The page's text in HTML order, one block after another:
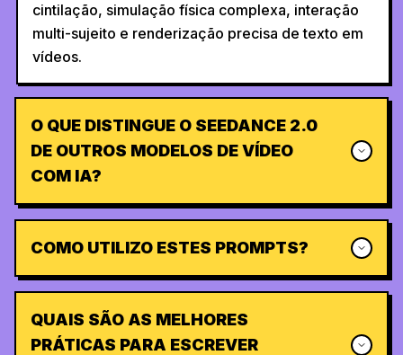
cintilação, simulação física complexa, interação
multi-sujeito e renderização precisa de texto em
vídeos.
O QUE DISTINGUE O SEEDANCE 2.0
DE OUTROS MODELOS DE VÍDEO
COM IA?
COMO UTILIZO ESTES PROMPTS?
QUAIS SÃO AS MELHORES
PRÁTICAS PARA ESCREVER